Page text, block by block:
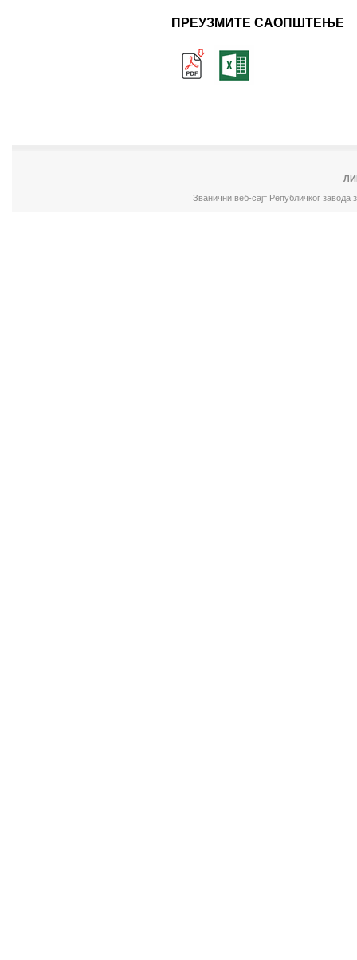
ПРЕУЗМИТЕ САОПШТЕЊЕ
Званични веб-сајт Републичког